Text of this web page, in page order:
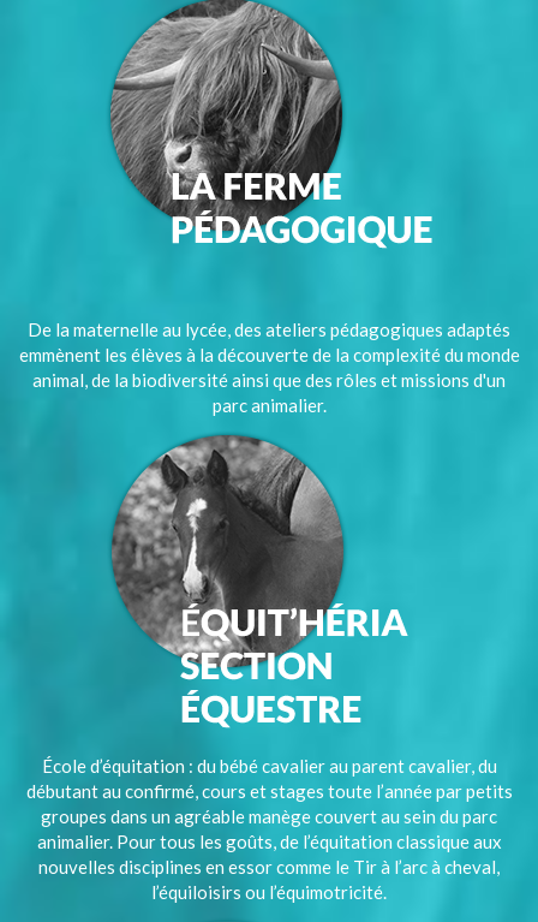
De la maternelle au lycée, des ateliers pédagogiques adaptés
emmènent les élèves à la découverte de la complexité du monde
animal, de la biodiversité ainsi que des rôles et missions d'un
parc animalier.
École d’équitation : du bébé cavalier au parent cavalier, du
débutant au confirmé, cours et stages toute l’année par petits
groupes dans un agréable manège couvert au sein du parc
animalier. Pour tous les goûts, de l’équitation classique aux
nouvelles disciplines en essor comme le Tir à l’arc à cheval,
l’équiloisirs ou l’équimotricité.